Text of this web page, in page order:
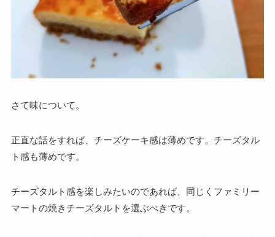
さて味について。
正直な話をすれば、チーズケーキ感は薄めです。 チーズタル
ト感も薄めです。
チーズタルト感を楽しみたいのであれば、同じくファミリー
マートの焼きチーズタルトを選ぶべきです。